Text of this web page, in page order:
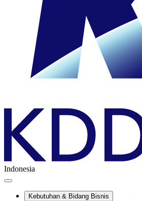
Indonesia
Kebutuhan & Bidang Bisnis